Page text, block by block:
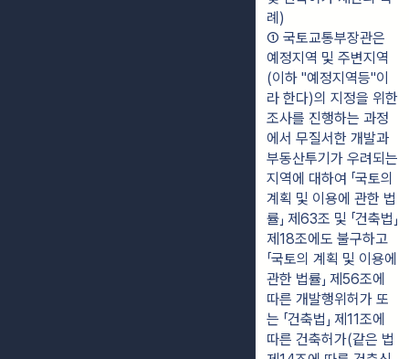
례)
① 국토교통부장관은
예정지역 및 주변지역
(이하 "예정지역등"이
라 한다)의 지정을 위한
조사를 진행하는 과정
에서 무질서한 개발과
부동산투기가 우려되는
지역에 대하여 「국토의
계획 및 이용에 관한 법
률」 제63조 및 「건축법」
제18조에도 불구하고
「국토의 계획 및 이용에
관한 법률」 제56조에
따른 개발행위허가 또
는 「건축법」 제11조에
따른 건축허가(같은 법